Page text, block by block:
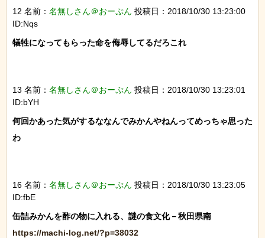
12 名前： 名無しさん＠おーぷん 投稿日：2018/10/30 13:23:00
ID:Nqs
犠牲になってもらった命を侮辱してるだろこれ
13 名前： 名無しさん＠おーぷん 投稿日：2018/10/30 13:23:01
ID:bYH
何回かあった気がするななんでみかんやねんってめっちゃ思った
わ
16 名前： 名無しさん＠おーぷん 投稿日：2018/10/30 13:23:05
ID:fbE
https://machi-log.net/?p=38032